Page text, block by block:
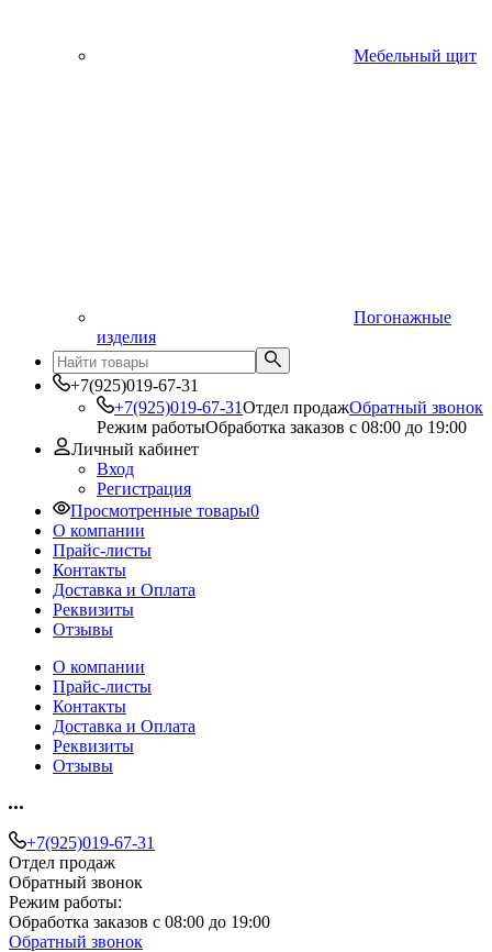
Мебельный щит
Погонажные
изделия
+7(925)019-67-31
+7(925)019-67-31Отдел продажОбратный звонок
Режим работыОбработка заказов с 08:00 до 19:00
Личный кабинет
Вход
Регистрация
Просмотренные товары0
О компании
Прайс-листы
Контакты
Доставка и Оплата
Реквизиты
Отзывы
О компании
Прайс-листы
Контакты
Доставка и Оплата
Реквизиты
Отзывы
+7(925)019-67-31
Отдел продаж
Обратный звонок
Режим работы:
Обработка заказов с 08:00 до 19:00
Обратный звонок